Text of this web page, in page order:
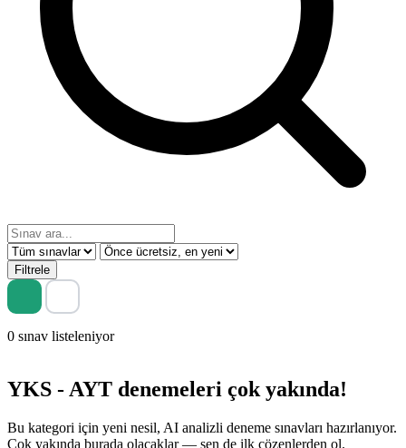
Filtrele
0 sınav listeleniyor
YKS - AYT denemeleri çok yakında!
Bu kategori için yeni nesil, AI analizli deneme sınavları hazırlanıyor.
Çok yakında burada olacaklar — sen de ilk çözenlerden ol.